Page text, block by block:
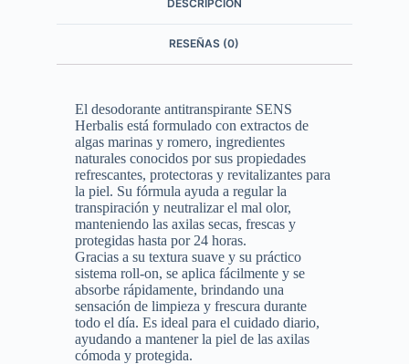
DESCRIPCIÓN
RESEÑAS (0)
El desodorante antitranspirante SENS
Herbalis está formulado con extractos de
algas marinas y romero, ingredientes
naturales conocidos por sus propiedades
refrescantes, protectoras y revitalizantes para
la piel. Su fórmula ayuda a regular la
transpiración y neutralizar el mal olor,
manteniendo las axilas secas, frescas y
protegidas hasta por 24 horas.
Gracias a su textura suave y su práctico
sistema roll-on, se aplica fácilmente y se
absorbe rápidamente, brindando una
sensación de limpieza y frescura durante
todo el día. Es ideal para el cuidado diario,
ayudando a mantener la piel de las axilas
cómoda y protegida.